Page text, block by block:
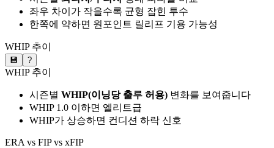
좌우 차이가 작을수록 균형 잡힌 투수
한쪽에 약하면 원포인트 릴리프 기용 가능성
WHIP 추이
💾 ?
WHIP 추이
시즌별 WHIP(이닝당 출루 허용) 변화를 보여줍니다
WHIP 1.0 이하면 엘리트급
WHIP가 상승하면 컨디션 하락 신호
ERA vs FIP vs xFIP